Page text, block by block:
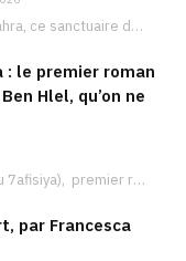
Le palais d’Ennejma Ezzahra, ce sanctuaire de la musique tunisienne et méditerranéenne construit par le…
: le premier roman
Hlel, qu’on ne
Le cave de Hafisa (9abou 7afisiya), premier roman du journaliste tunisien Mohamed Amine Ben Hlel,…
par Francesca